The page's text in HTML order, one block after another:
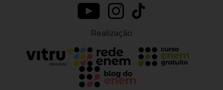
Realização